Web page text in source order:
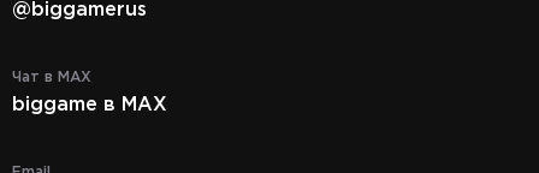
@biggamerus
Чат в MAX
biggame в MAX